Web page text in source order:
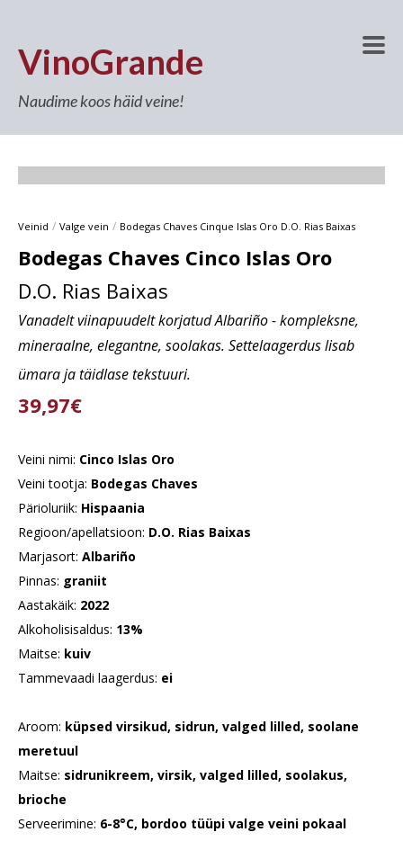
VinoGrande
Naudime koos häid veine!
Veinid / Valge vein / Bodegas Chaves Cinque Islas Oro D.O. Rias Baixas
Bodegas Chaves Cinco Islas Oro
D.O. Rias Baixas
Vanadelt viinapuudelt korjatud Albariño - kompleksne,
mineraalne, elegantne, soolakas. Settelaagerdus lisab
ümara ja täidlase tekstuuri.
39,97€
Veini nimi: Cinco Islas Oro
Veini tootja: Bodegas Chaves
Pärioluriik: Hispaania
Regioon/apellatsioon: D.O. Rias Baixas
Marjasort: Albariño
Pinnas: graniit
Aastakäik: 2022
Alkoholisisaldus: 13%
Maitse: kuiv
Tammevaadi laagerdus: ei
Aroom: küpsed virsikud, sidrun, valged lilled, soolane
meretuul
Maitse: sidrunikreem, virsik, valged lilled, soolakus,
brioche
Serveerimine: 6-8°C, bordoo tüüpi valge veini pokaal